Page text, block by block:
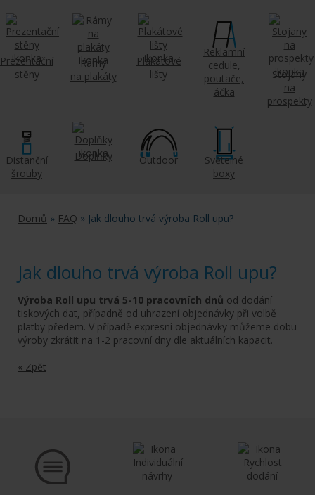
Prezentační
stěny
Rámy
na plakáty
Plakátové
lišty
Reklamní
cedule,
poutače,
áčka
Stojany
na
prospekty
Distanční
šrouby
Doplňky Outdoor
Světelné
boxy
Domů » FAQ » Jak dlouho trvá výroba Roll upu?
Jak dlouho trvá výroba Roll upu?
Výroba Roll upu trvá 5-10 pracovních dnů od dodání
tiskových dat, případně od uhrazení objednávky při volbě
platby předem. V případě expresní objednávky můžeme dobu
výroby zkrátit na 1-2 pracovní dny dle aktuálních kapacit.
« Zpět